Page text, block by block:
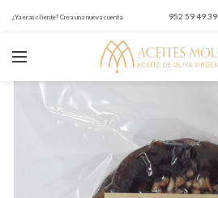
¿Ya eras cliente? Crea una nueva cuenta. 952 59 49 39